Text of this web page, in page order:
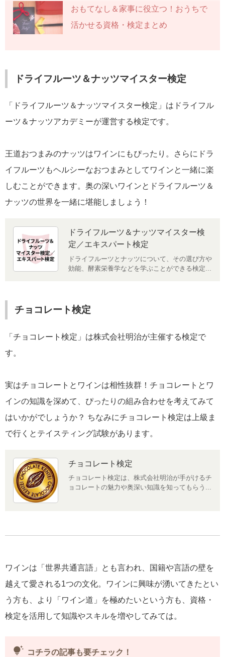
おもてなし＆家事に役立つ！おうちで
活かせる資格・検定まとめ
ドライフルーツ＆ナッツマイスター検定
「ドライフルーツ＆ナッツマイスター検定」はドライフル
ーツ＆ナッツアカデミーが運営する検定です。
王道おつまみのナッツはワインにもぴったり。さらにドラ
イフルーツもヘルシーなおつまみとしてワインと一緒に楽
しむことができます。奥の深いワインとドライフルーツ＆
ナッツの世界を一緒に堪能しましょう！
ドライフルーツ＆ナッツマイスター検
定／エキスパート検定
ドライフルーツとナッツについて、その選び方や
効能、酵素栄養学などを学ぶことができる検定...
チョコレート検定
「チョコレート検定」は株式会社明治が主催する検定で
す。
実はチョコレートとワインは相性抜群！チョコレートとワ
インの知識を深めて、ぴったりの組み合わせを考えてみて
はいかがでしょうか？ ちなみにチョコレート検定は上級ま
で行くとテイスティング試験があります。
チョコレート検定
チョコレート検定は、株式会社明治が手がけるチ
ョコレートの魅力や奥深い知識を知ってもらう...
ワインは「世界共通言語」とも言われ、国籍や言語の壁を
越えて愛される1つの文化。ワインに興味が湧いてきたとい
う方も、より「ワイン道」を極めたいという方も、資格・
検定を活用して知識やスキルを増やしてみては。
tips_and_updates コチラの記事も要チェック！